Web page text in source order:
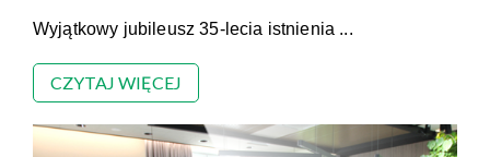
Wyjątkowy jubileusz 35-lecia istnienia ...
CZYTAJ WIĘCEJ